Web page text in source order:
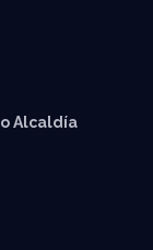
Alcaldía